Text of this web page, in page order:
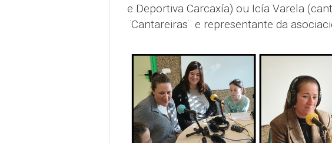
e Deportiva Carcaxía) ou Icía Varela
¨Cantareiras¨ e representante da